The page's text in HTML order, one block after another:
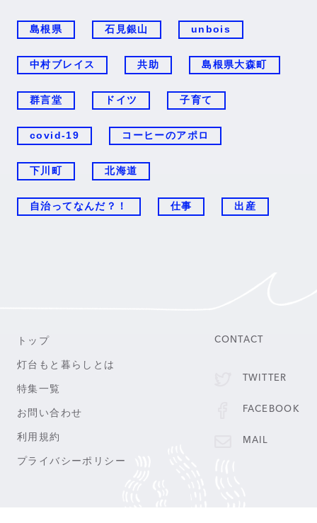
島根県 石見銀山 unbois
中村ブレイス 共助 島根県大森町
群言堂 ドイツ 子育て
covid-19 コーヒーのアポロ
下川町 北海道
自治ってなんだ？！ 仕事 出産
トップ
灯台もと暮らしとは
特集一覧
お問い合わせ
利用規約
プライバシーポリシー
CONTACT
TWITTER
FACEBOOK
MAIL